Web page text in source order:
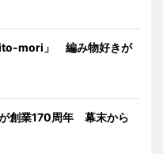
ito-mori」 編み物好きが
創業170周年 幕末から